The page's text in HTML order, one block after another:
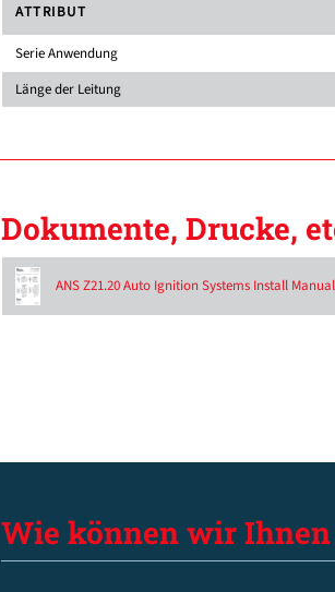
ATTRIBUT
Serie Anwendung
Länge der Leitung
Dokumente, Drucke,
ANS Z21.20 Auto Ignition Systems Install Manual
Wie können wir